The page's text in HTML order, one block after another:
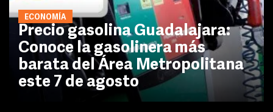
ECONOMÍA
Precio gasolina Guadalajara:
Conoce la gasolinera más
barata del Área Metropolitana
este 7 de agosto